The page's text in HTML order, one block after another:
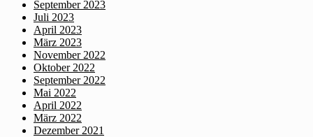
September 2023
Juli 2023
April 2023
März 2023
November 2022
Oktober 2022
September 2022
Mai 2022
April 2022
März 2022
Dezember 2021